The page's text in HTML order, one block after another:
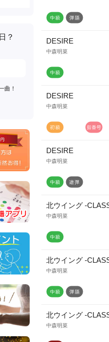
？
曲！
DESIRE
中森明菜
DESIRE
中森明菜
DESIRE
中森明菜
北ウイング -
中森明菜
北ウイング -
中森明菜
北ウイング -
中森明菜